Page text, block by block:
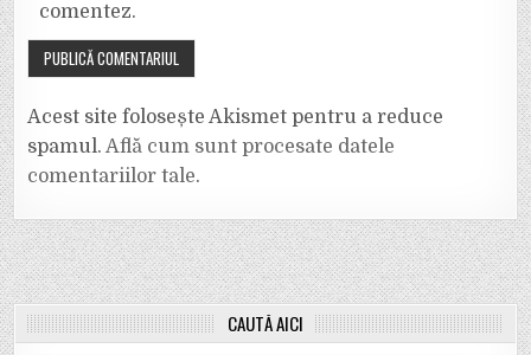
comentez.
Acest site folosește Akismet pentru a reduce
spamul.Află cum sunt procesate datele
comentariilor tale.
CAUTĂ AICI